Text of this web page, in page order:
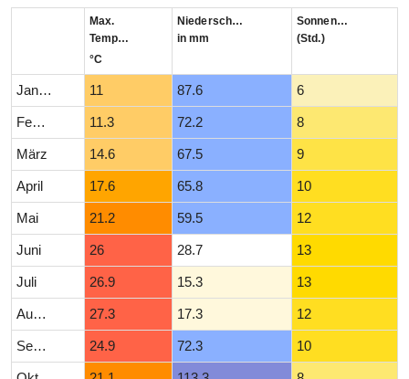
Max.
Temperatur
°C
Niederschlag
in mm
Sonnenstunden
(Std.)
Januar 11 87.6 6
Februar 11.3 72.2 8
März 14.6 67.5 9
April 17.6 65.8 10
Mai 21.2 59.5 12
Juni 26 28.7 13
Juli 26.9 15.3 13
August 27.3 17.3 12
September 24.9 72.3 10